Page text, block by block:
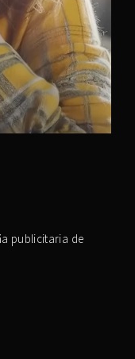
publicitaria de
Your Password?